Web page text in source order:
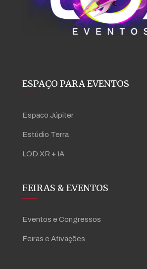
ESPAÇO PARA EVENTOS
Espaco Júpiter
Estúdio Terra
LOD XR + IA
FEIRAS & EVENTOS
Eventos e Congressos
Feiras e Ativações